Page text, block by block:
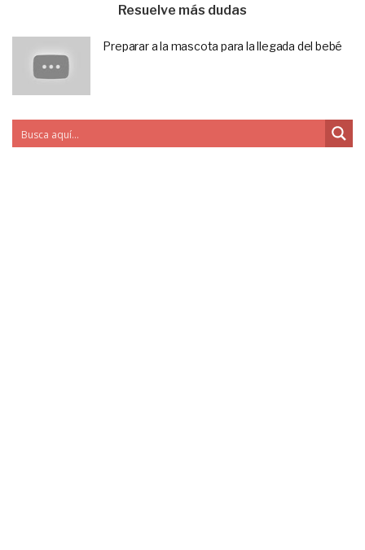
Resuelve más dudas
Preparar a la mascota para la llegada del bebé